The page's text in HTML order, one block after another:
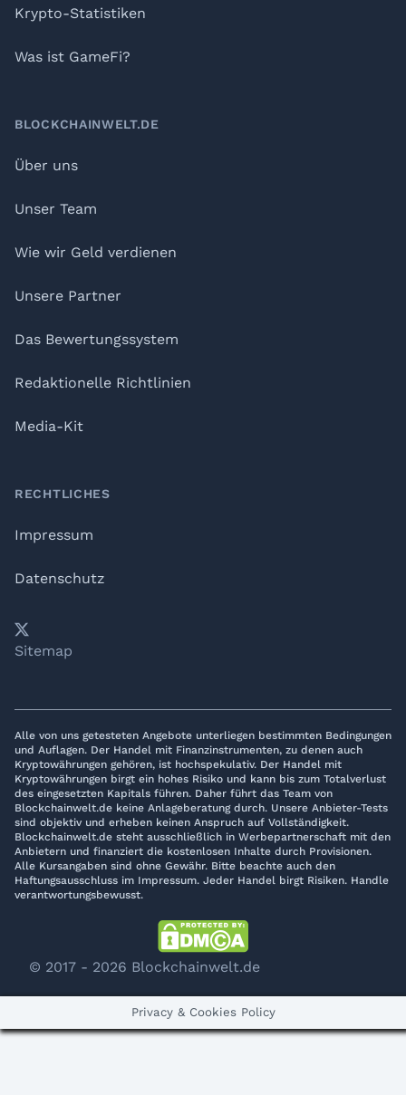
Krypto-Statistiken
Was ist GameFi?
BLOCKCHAINWELT.DE
Über uns
Unser Team
Wie wir Geld verdienen
Unsere Partner
Das Bewertungssystem
Redaktionelle Richtlinien
Media-Kit
RECHTLICHES
Impressum
Datenschutz
YouTube
𝕏LinkedIn
Telegram
Sitemap
Alle von uns getesteten Angebote unterliegen bestimmten Bedingungen
und Auflagen. Der Handel mit Finanzinstrumenten, zu denen auch
Kryptowährungen gehören, ist hochspekulativ. Der Handel mit
Kryptowährungen birgt ein hohes Risiko und kann bis zum Totalverlust
des eingesetzten Kapitals führen. Daher führt das Team von
Blockchainwelt.de keine Anlageberatung durch. Unsere Anbieter-Tests
sind objektiv und erheben keinen Anspruch auf Vollständigkeit.
Blockchainwelt.de steht ausschließlich in Werbepartnerschaft mit den
Anbietern und finanziert die kostenlosen Inhalte durch Provisionen.
Alle Kursangaben sind ohne Gewähr. Bitte beachte auch den
Haftungsausschluss im Impressum. Jeder Handel birgt Risiken. Handle
verantwortungsbewusst.
© 2017 - 2026 Blockchainwelt.de
Privacy & Cookies Policy